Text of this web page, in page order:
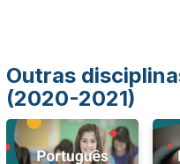
Outras
(2020-2021)